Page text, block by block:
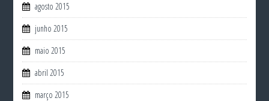
agosto 2015
junho 2015
maio 2015
abril 2015
março 2015